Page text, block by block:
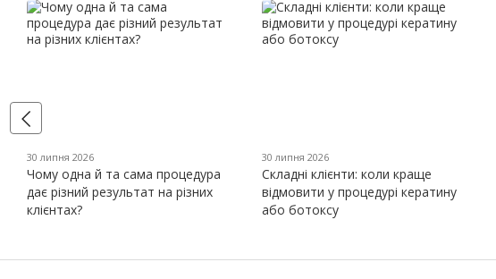
30 липня 2026
Чому одна й та сама процедура
дає різний результат на різних
клієнтах?
30 липня 2026
Складні клієнти: коли краще
відмовити у процедурі кератину
або ботоксу